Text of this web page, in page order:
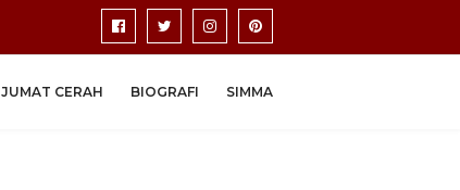
JUMAT CERAH BIOGRAFI SIMMA